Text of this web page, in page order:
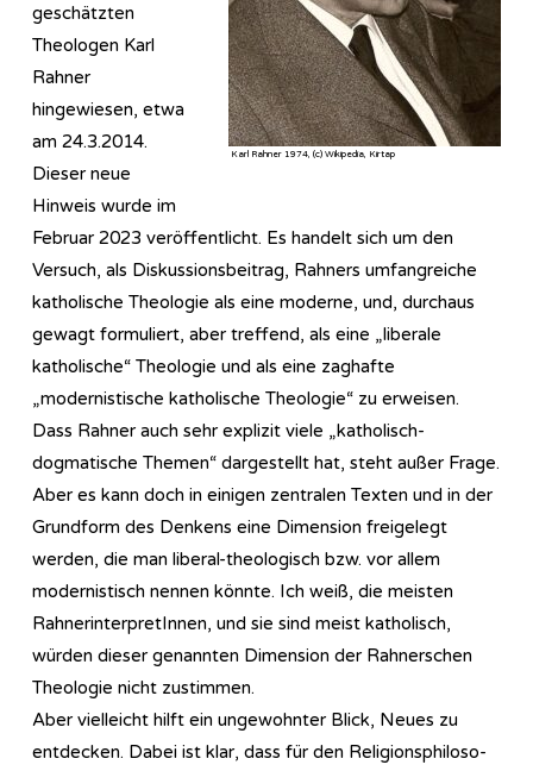
Karl Rahner 1974, (c) Wikipedia, Kirtap
geschätzten
Theologen Karl
Rahner
hingewiesen, etwa
am 24.3.2014.
Dieser neue
Hinweis wurde im
Februar 2023 veröffentlicht. Es handelt sich um den
Versuch, als Diskussionsbeitrag, Rahners umfangreiche
katholische Theologie als eine moderne, und, durchaus
gewagt formuliert, aber treffend, als eine „liberale
katholische“ Theologie und als eine zaghafte
„modernistische katholische Theologie“ zu erweisen.
Dass Rahner auch sehr explizit viele „katholisch-
dogmatische Themen“ dargestellt hat, steht außer Frage.
Aber es kann doch in einigen zentralen Texten und in der
Grundform des Denkens eine Dimension freigelegt
werden, die man liberal-theologisch bzw. vor allem
modernistisch nennen könnte. Ich weiß, die meisten
RahnerinterpretInnen, und sie sind meist katholisch,
würden dieser genannten Dimension der Rahnerschen
Theologie nicht zustimmen.
Aber vielleicht hilft ein ungewohnter Blick, Neues zu
entdecken. Dabei ist klar, dass für den Re­li­gi­ons­phi­lo­so­